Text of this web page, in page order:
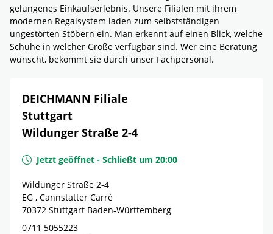
gelungenes Einkaufserlebnis. Unsere Filialen mit ihrem
modernen Regalsystem laden zum selbstständigen
ungestörten Stöbern ein. Man erkennt auf einen Blick, welche
Schuhe in welcher Größe verfügbar sind. Wer eine Beratung
wünscht, bekommt sie durch unser Fachpersonal.
DEICHMANN Filiale
Stuttgart
Wildunger Straße 2-4
Jetzt geöffnet - Schließt um 20:00
Wildunger Straße 2-4
EG , Cannstatter Carré
70372 Stuttgart Baden-Württemberg
0711 5055223